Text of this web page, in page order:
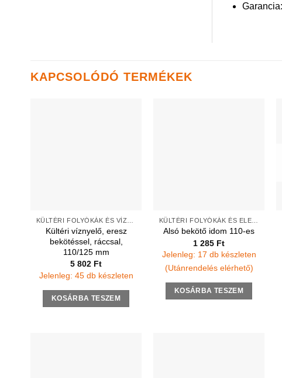
KAPCSOLÓDÓ TERMÉKEK
Kültéri víznyelő, eresz
bekötéssel, ráccsal,
110/125 mm
5 802 Ft
Jelenleg: 45 db készleten
KOSÁRBA TESZEM
Alsó bekötő idom 110-es
1 285 Ft
Jelenleg: 17 db készleten
(Utánrendelés elérhető)
KOSÁRBA TESZEM